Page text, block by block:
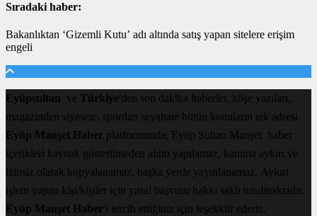
Sıradaki haber:
Bakanlıktan ‘Gizemli Kutu’ adı altında satış yapan sitelere erişim
engeli
Eyüpsultan ve Türkiye'den son dakika haberler, köşe yazıları,
magazinden siyasete, spordan seyahate bütün konuların tek adresi
Eyüp Manşet Haber platformunda; Eyüp Sultan Manşet haber
içerikleri kaynak gösterilmeden alıntı yapılamaz, kanuna aykırı ve
izinsiz olarak kopyalanamaz, başka yerde yayınlanamaz. Aykırı
işlem yapan kişi/kişiler için yasal başvuru hakkı saklı tutulmaktadır.
Eyüp Manşet Haber'i tercih ettiğiniz için teşekkür ederiz.